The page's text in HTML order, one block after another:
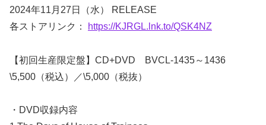
2024年11月27日（水） RELEASE
各ストアリンク：
https://KJRGL.lnk.to/QSK4NZ
【初回生産限定盤】CD+DVD BVCL-1435～1436
\5,500（税込）／\5,000（税抜）
・DVD収録内容